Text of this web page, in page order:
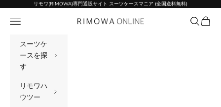
コンテンツへスキップリモワ(RIMOWA)専門通販サイト スーツケースマニア (全国送料無料)
リモワ(RIMOWA)専門通販サイト スーツケー
メニュー 検索カート
スーツケ
ースを探
す
リモワハ
ウツー